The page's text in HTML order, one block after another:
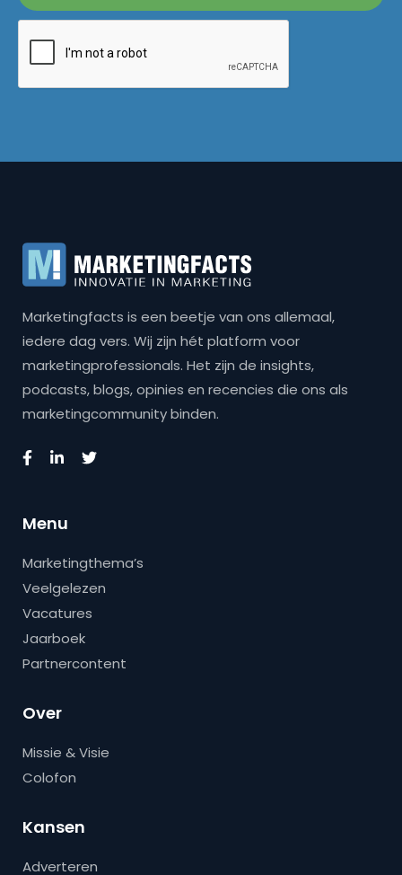
Marketingfacts is een beetje van ons allemaal,
iedere dag vers. Wij zijn hét platform voor
marketingprofessionals. Het zijn de insights,
podcasts, blogs, opinies en recencies die ons als
marketingcommunity binden.
Menu
Marketingthema’s
Veelgelezen
Vacatures
Jaarboek
Partnercontent
Over
Missie & Visie
Colofon
Kansen
Adverteren